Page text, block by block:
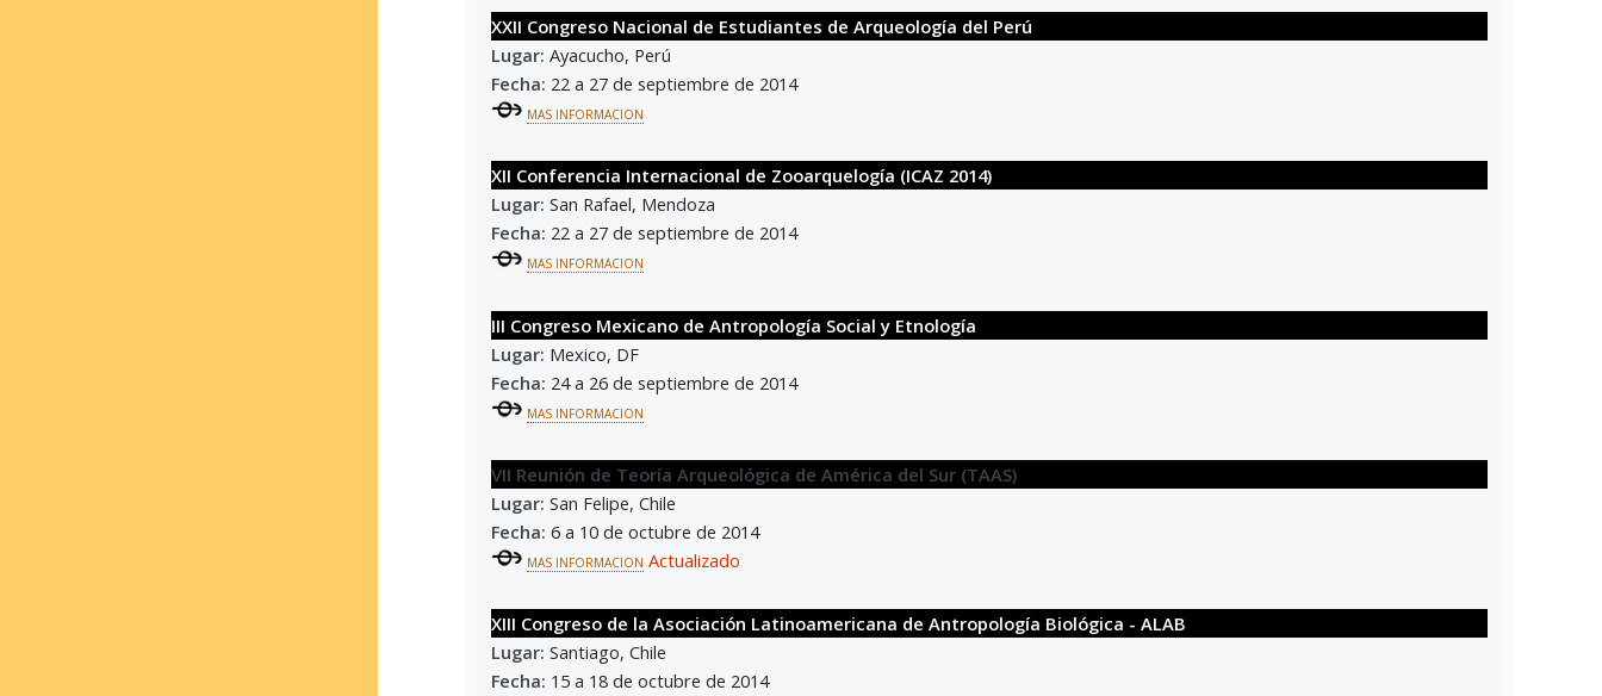
XXII Congreso Nacional de Estudiantes de Arqueología del Perú
Lugar: Ayacucho, Perú
Fecha: 22 a 27 de septiembre de 2014
MAS INFORMACION
XII Conferencia Internacional de Zooarquelogía (ICAZ 2014)
Lugar: San Rafael, Mendoza
Fecha: 22 a 27 de septiembre de 2014
MAS INFORMACION
III Congreso Mexicano de Antropología Social y Etnología
Lugar: Mexico, DF
Fecha: 24 a 26 de septiembre de 2014
MAS INFORMACION
VII Reunión de Teoría Arqueológica de América del Sur (TAAS)
Lugar: San Felipe, Chile
Fecha: 6 a 10 de octubre de 2014
MAS INFORMACION Actualizado
XIII Congreso de la Asociación Latinoamericana de Antropología Biológica - ALAB
Lugar: Santiago, Chile
Fecha: 15 a 18 de octubre de 2014